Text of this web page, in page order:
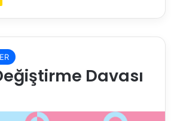
Davası